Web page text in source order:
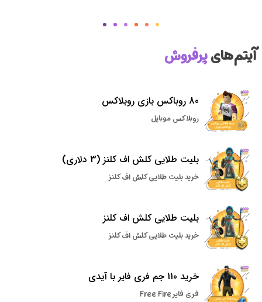
آیتم‌هایپرفروش
80 روباکس بازی روبلاکس
روبلاکس موبایل
بلیت طلایی کلش اف کلنز (3 دلاری)
خرید بلیت طلایی کلش اف کلنز
بلیت طلایی کلش اف کلنز
خرید بلیت طلایی کلش اف کلنز
خرید 110 جم فری فایر با آیدی
فری فایر Free Fire